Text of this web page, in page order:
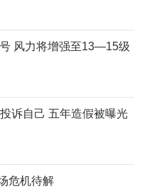
风力将增强至13—15级
诉自己 五年造假被曝光
危机待解